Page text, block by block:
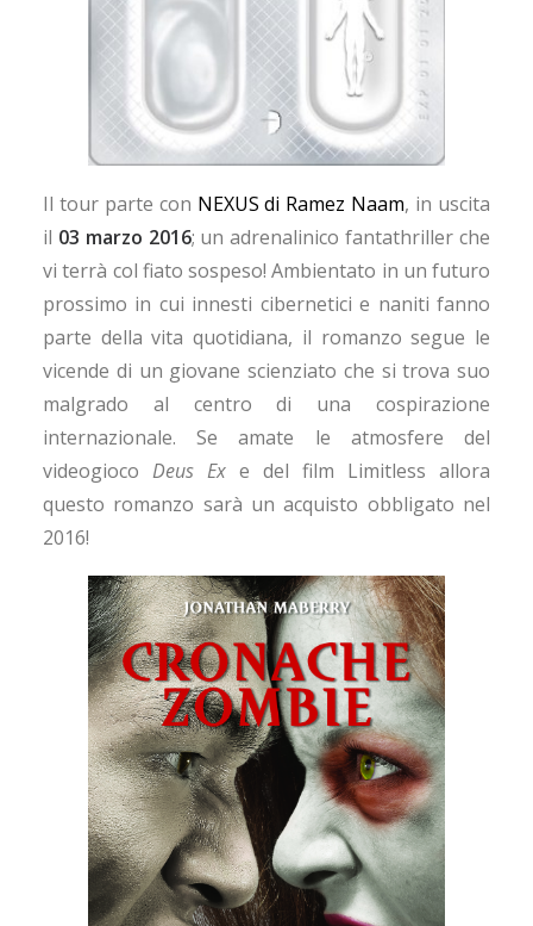
Il tour parte con NEXUS di Ramez Naam, in uscita
il 03 marzo 2016; un adrenalinico fantathriller che
vi terrà col fiato sospeso! Ambientato in un futuro
prossimo in cui innesti cibernetici e naniti fanno
parte della vita quotidiana, il romanzo segue le
vicende di un giovane scienziato che si trova suo
malgrado al centro di una cospirazione
internazionale. Se amate le atmosfere del
videogioco Deus Ex e del film Limitless allora
questo romanzo sarà un acquisto obbligato nel
2016!